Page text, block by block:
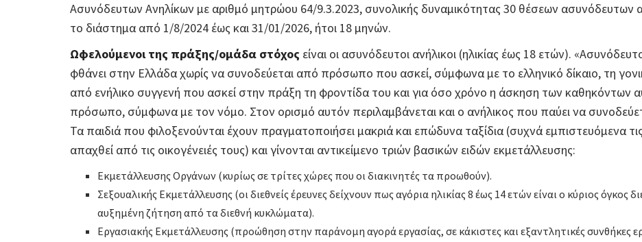
Ασυνόδευτων Ανηλίκων με αριθμό μητρώου 64/9.3.2023, συνολικής δυναμικότητας 30 θέσεων ασυνόδευτων
το διάστημα από 1/8/2024 έως και 31/01/2026, ήτοι 18 μηνών.
Ωφελούμενοι της πράξης/ομάδα στόχος είναι οι ασυνόδευτοι ανήλικοι (ηλικίας έως 18 ετών).
φθάνει στην Ελλάδα χωρίς να συνοδεύεται από πρόσωπο που ασκεί, σύμφωνα με το ελληνικό δίκαιο, τη
από ενήλικο συγγενή που ασκεί στην πράξη τη φροντίδα του και για όσο χρόνο η άσκηση των καθηκόντων
πρόσωπο, σύμφωνα με τον νόμο. Στον ορισμό αυτόν περιλαμβάνεται και ο ανήλικος που παύει να
Τα παιδιά που φιλοξενούνται έχουν πραγματοποιήσει μακριά και επώδυνα ταξίδια (συχνά εμπιστευόμενα
απαχθεί από τις οικογένειές τους) και γίνονται αντικείμενο τριών βασικών ειδών εκμετάλλευσης:
Εκμετάλλευσης Οργάνων (κυρίως σε τρίτες χώρες που οι διακινητές τα προωθούν).
Σεξουαλικής Εκμετάλλευσης (οι διεθνείς έρευνες δείχνουν πως αγόρια ηλικίας 8 έως 14 ετών είναι ο κύριος
αυξημένη ζήτηση από τα διεθνή κυκλώματα).
Εργασιακής Εκμετάλλευσης (προώθηση στην παράνομη αγορά εργασίας, σε κάκιστες και εξαντλητικές συνθήκες